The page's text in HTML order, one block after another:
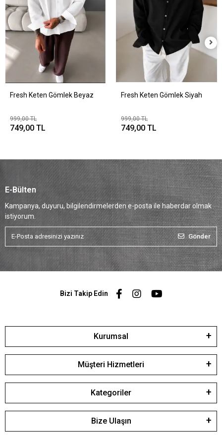
Fresh Keten Gömlek Beyaz
999,00 TL
749,00 TL
Fresh Keten Gömlek Siyah
999,00 TL
749,00 TL
E-Bülten
Kampanya, duyuru, bilgilendirmelerden e-posta ile haberdar olmak
istiyorum.
Gönder
Bizi Takip Edin
Kurumsal
Müşteri Hizmetleri
Kategoriler
Bize Ulaşın